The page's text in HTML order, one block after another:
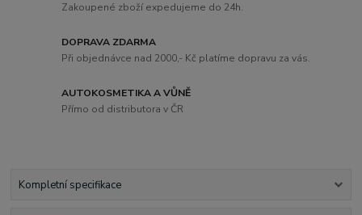
Zakoupené zboží expedujeme do 24h.
DOPRAVA ZDARMA
Při objednávce nad 2000,- Kč platíme dopravu za vás.
AUTOKOSMETIKA A VŮNĚ
Přímo od distributora v ČR
Kompletní specifikace